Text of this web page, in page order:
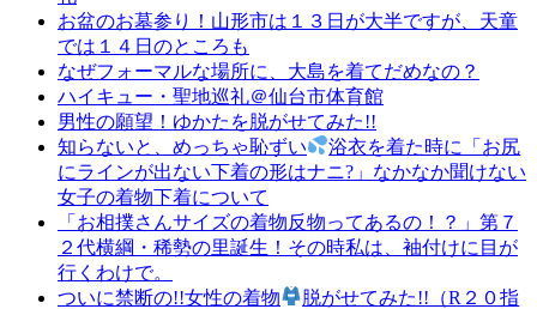
お盆のお墓参り！山形市は１３日が大半ですが、天童
では１４日のところも
なぜフォーマルな場所に、大島を着てだめなの？
ハイキュー・聖地巡礼＠仙台市体育館
男性の願望！ゆかたを脱がせてみた!!
知らないと、めっちゃ恥ずい
浴衣を着た時に「お尻
にラインが出ない下着の形はナニ?」なかなか聞けない
女子の着物下着について
「お相撲さんサイズの着物反物ってあるの！？」第７
２代横綱・稀勢の里誕生！その時私は、袖付けに目が
行くわけで。
ついに禁断の!!女性の着物
脱がせてみた!!（R２０指